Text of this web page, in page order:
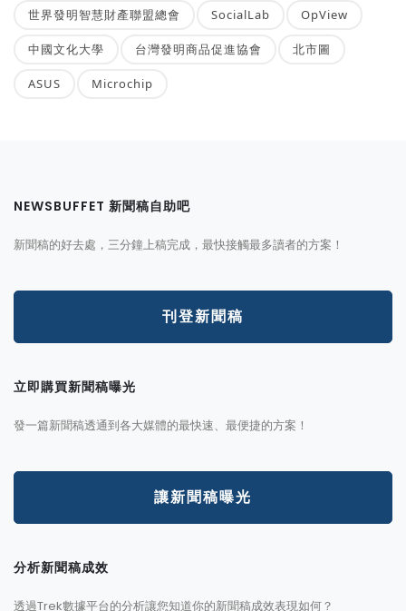
世界發明智慧財產聯盟總會 SocialLab OpView
中國文化大學 台灣發明商品促進協會 北市圖
ASUS Microchip
NEWSBUFFET 新聞稿自助吧
新聞稿的好去處，三分鐘上稿完成，最快接觸最多讀者的方案！
刊登新聞稿
立即購買新聞稿曝光
發一篇新聞稿透通到各大媒體的最快速、最便捷的方案！
讓新聞稿曝光
分析新聞稿成效
透過Trek數據平台的分析讓您知道你的新聞稿成效表現如何？